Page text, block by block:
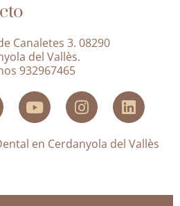
Canaletes 3. 08290
del Vallès.
932967465
en Cerdanyola del Vallès